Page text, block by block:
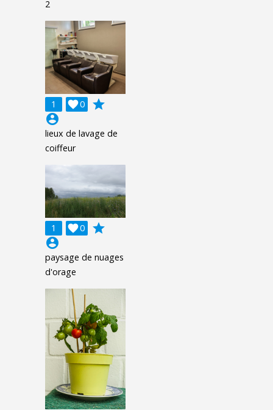
2
1 0

grade
account_circle
lieux de lavage de
coiffeur
1 0

grade
account_circle
paysage de nuages
d'orage